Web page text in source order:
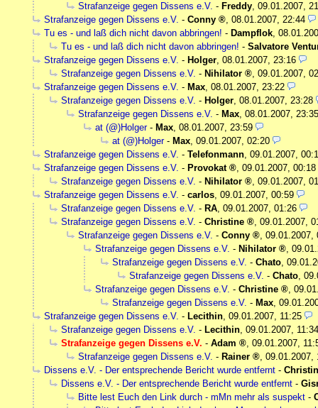
Strafanzeige gegen Dissens e.V. - Freddy, 09.01.2007,
Strafanzeige gegen Dissens e.V. - Conny , 08.01.2007, 22:44
Tu es - und laß dich nicht davon abbringen! - Dampflok,
Tu es - und laß dich nicht davon abbringen! - Salvatore
Strafanzeige gegen Dissens e.V. - Holger, 08.01.2007, 23:16
Strafanzeige gegen Dissens e.V. - Nihilator , 09.01.2007,
Strafanzeige gegen Dissens e.V. - Max, 08.01.2007, 23:22
Strafanzeige gegen Dissens e.V. - Holger, 08.01.2007, 23:28
Strafanzeige gegen Dissens e.V. - Max, 08.01.2007, 23:35
at (@)Holger- Max, 08.01.2007, 23:59
at (@)Holger- Max, 09.01.2007, 02:20
Strafanzeige gegen Dissens e.V. - Telefonmann, 09.01.2007,
Strafanzeige gegen Dissens e.V. - Provokat , 09.01.2007, 00:18
Strafanzeige gegen Dissens e.V. - Nihilator , 09.01.2007,
Strafanzeige gegen Dissens e.V. - carlos, 09.01.2007, 00:59
Strafanzeige gegen Dissens e.V. - RA, 09.01.2007, 01:26
Strafanzeige gegen Dissens e.V. - Christine , 09.01.2007,
Strafanzeige gegen Dissens e.V. - Conny , 09.01.2007,
Strafanzeige gegen Dissens e.V. - Nihilator ,
Strafanzeige gegen Dissens e.V. - Chato,
Strafanzeige gegen Dissens e.V. - Chato,
Strafanzeige gegen Dissens e.V. - Christine ,
Strafanzeige gegen Dissens e.V. - Max,
Strafanzeige gegen Dissens e.V. - Lecithin, 09.01.2007, 11:25
Strafanzeige gegen Dissens e.V. - Lecithin, 09.01.2007, 11:34
Strafanzeige gegen Dissens e.V. - Adam , 09.01.2007,
Strafanzeige gegen Dissens e.V. - Rainer , 09.01.2007,
Dissens e.V. - Der entsprechende Bericht wurde entfernt -
Dissens e.V. - Der entsprechende Bericht wurde entfernt -
Bitte lest Euch den Link durch - mMn mehr als suspekt -